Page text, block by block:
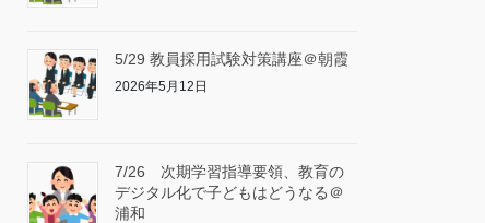
5/29 教員採用試験対策講座＠朝霞
2026年5月12日
7/26 次期学習指導要領、教育の
デジタル化で子どもはどうなる＠
浦和